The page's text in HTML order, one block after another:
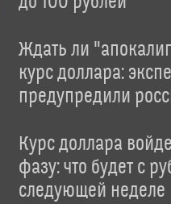
Ждать ли
курс доллара:
предупредили
Курс доллара
фазу: что будет с
следующей неделе